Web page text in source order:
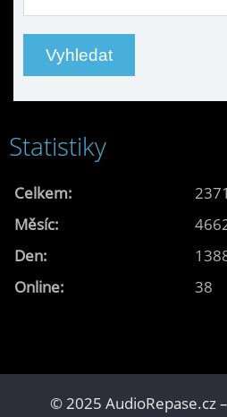
Statistiky
Online: 38
Celkem:
Měsíc:
Den:
© 2025 AudioRepase.cz